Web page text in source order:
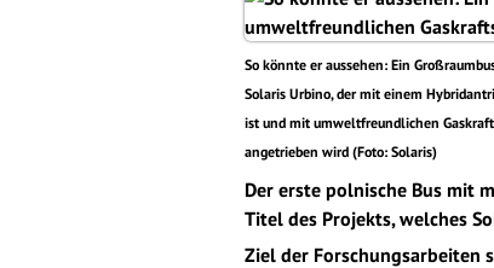
So könnte er aussehen: Ein
Solaris Urbino, der mit einem
ist und mit umweltfreundlichen
angetrieben wird (Foto: Solaris)
Der erste polnische Bus mit
Titel des Projekts, welches
Ziel der Forschungsarbeiten